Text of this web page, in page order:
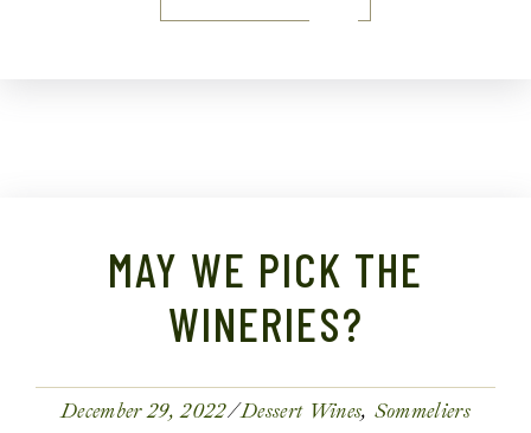
MAY WE PICK THE
WINERIES?
December 29, 2022 Dessert Wines Sommeliers